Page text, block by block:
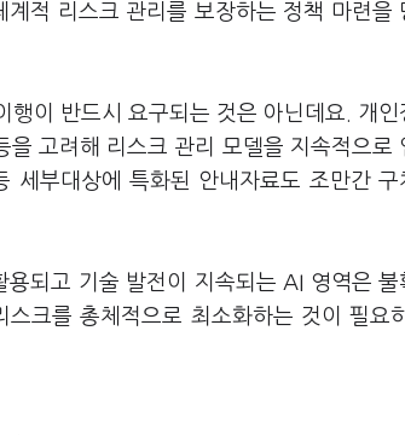
적 리스크 관리를 보장하는 정책 마련을
행이 반드시 요구되는 것은 아닌데요
개인
을 고려해 리스크 관리 모델을 지속적으로
세부대상에 특화된 안내자료도 조만간 구
용되고 기술 발전이 지속되는 AI 영역은 불
크를 총체적으로 최소화하는 것이 필요